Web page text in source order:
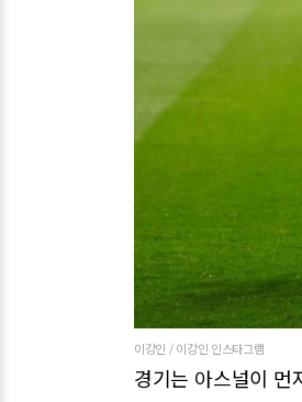
이강인 / 이강인 인스타그램
경기는 아스널이 먼